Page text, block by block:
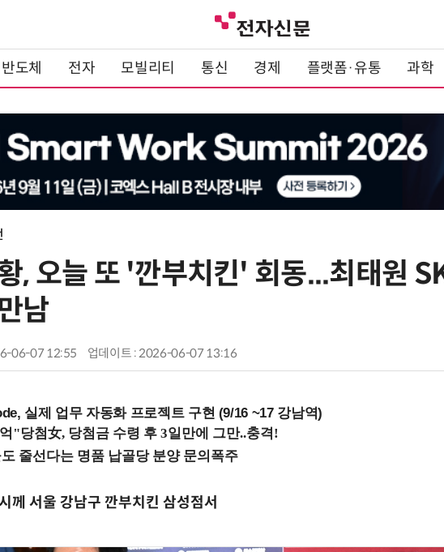
반도체 전자 모빌리티 통신 경제 플랫폼·유통 과학
, 오늘 또 '깐부치킨' 회동...최태원
남
06-07 12:55 업데이트 : 2026-06-07 13:16
실제 업무 자동화 프로젝트 구현 (9/16 ~17 강남역)
께 서울 강남구 깐부치킨 삼성점서